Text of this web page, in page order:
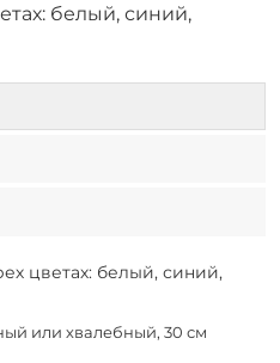
белый, синий,
цветах: белый, синий,
или хвалебный, 30 см